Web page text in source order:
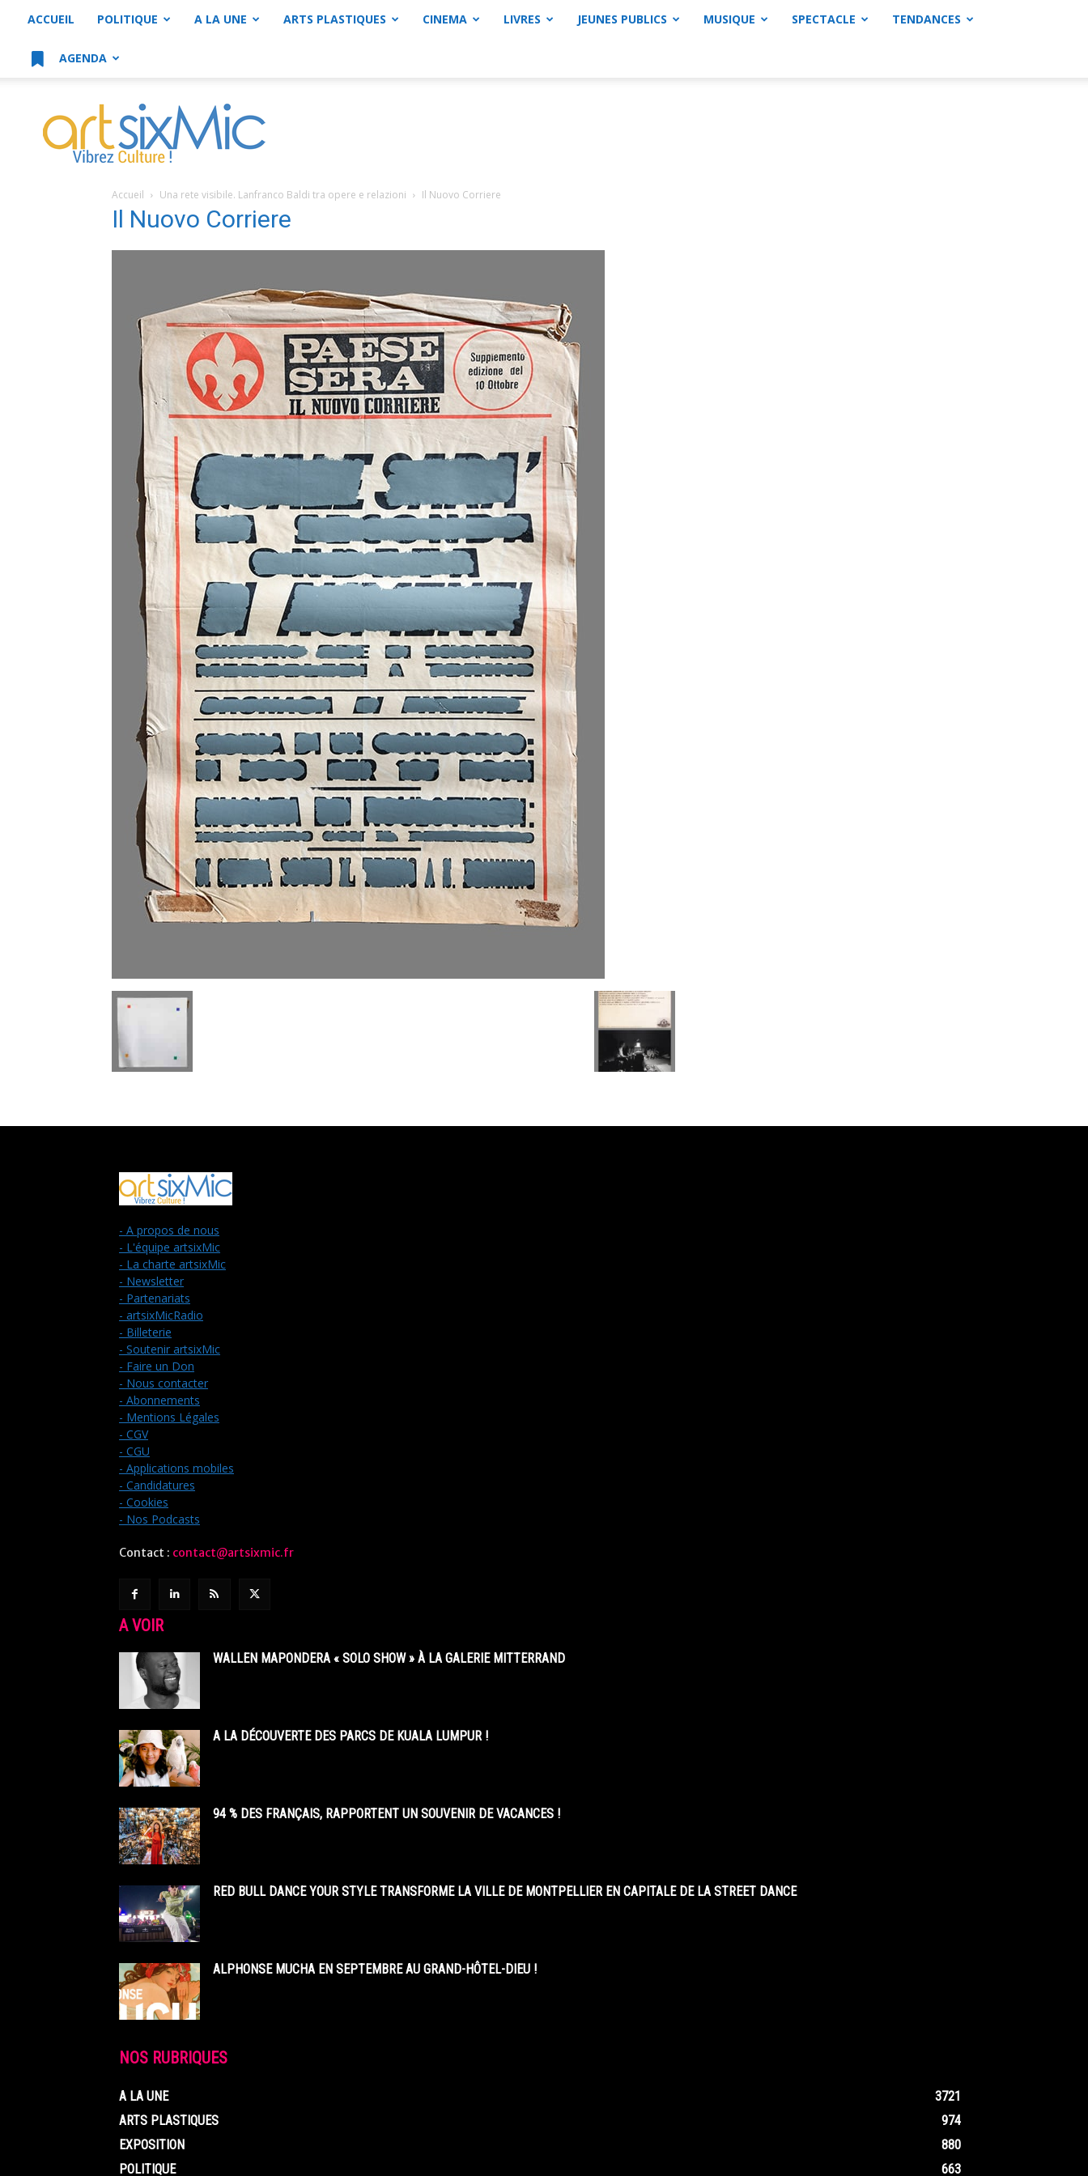
ACCUEIL POLITIQUE A LA UNE ARTS PLASTIQUES CINEMA LIVRES JEUNES PUBLICS MUSIQUE SPECTACLE TENDANCES
AGENDA
artsixMic
Accueil Una rete visibile. Lanfranco Baldi tra opere e relazioni Il Nuovo Corriere
Il Nuovo Corriere
- A propos de nous
- L'équipe artsixMic
- La charte artsixMic
- Newsletter
- Partenariats
- artsixMicRadio
- Billeterie
- Soutenir artsixMic
- Faire un Don
- Nous contacter
- Abonnements
- Mentions Légales
- CGV
- CGU
- Applications mobiles
- Candidatures
- Cookies
- Nos Podcasts
Contact : contact@artsixmic.fr
A VOIR
WALLEN MAPONDERA « SOLO SHOW » À LA GALERIE MITTERRAND
A LA DÉCOUVERTE DES PARCS DE KUALA LUMPUR !
94 % DES FRANÇAIS, RAPPORTENT UN SOUVENIR DE VACANCES !
RED BULL DANCE YOUR STYLE TRANSFORME LA VILLE DE MONTPELLIER EN CAPITALE DE LA STREET DANCE
ALPHONSE MUCHA EN SEPTEMBRE AU GRAND-HÔTEL-DIEU !
NOS RUBRIQUES
A LA UNE
3721
ARTS PLASTIQUES
974
EXPOSITION
880
POLITIQUE
663